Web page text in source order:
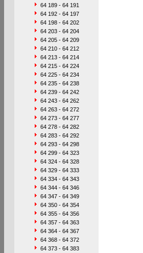
64 189 - 64 191
64 192 - 64 197
64 198 - 64 202
64 203 - 64 204
64 205 - 64 209
64 210 - 64 212
64 213 - 64 214
64 215 - 64 224
64 225 - 64 234
64 235 - 64 238
64 239 - 64 242
64 243 - 64 262
64 263 - 64 272
64 273 - 64 277
64 278 - 64 282
64 283 - 64 292
64 293 - 64 298
64 299 - 64 323
64 324 - 64 328
64 329 - 64 333
64 334 - 64 343
64 344 - 64 346
64 347 - 64 349
64 350 - 64 354
64 355 - 64 356
64 357 - 64 363
64 364 - 64 367
64 368 - 64 372
64 373 - 64 383